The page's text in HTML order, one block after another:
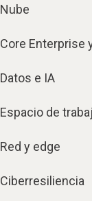
Nube
Core Enterprise
Datos e IA
Espacio de
Red y edge
Ciberresiliencia